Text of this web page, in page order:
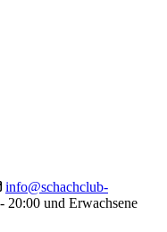
info@schachclub-
20:00 und Erwachsene